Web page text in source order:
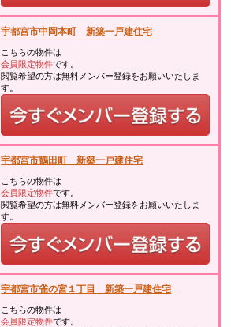
宇都宮市中岡本町 新築一戸建住宅
こちらの物件は
会員限定物件です。
閲覧希望の方は無料メンバー登録をお願いいたしま
す。
宇都宮市鶴田町 新築一戸建住宅
こちらの物件は
会員限定物件です。
閲覧希望の方は無料メンバー登録をお願いいたしま
す。
宇都宮市雀の宮１丁目 新築一戸建住宅
こちらの物件は
会員限定物件です。